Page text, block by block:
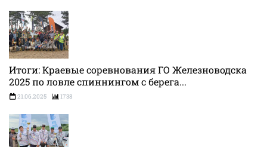
Итоги: Краевые соревнования ГО Железноводска
2025 по ловле спиннингом с берега...
21.06.2025 1738